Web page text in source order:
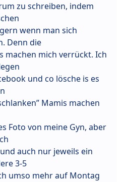
zu schreiben, indem
wenn man sich
Denn die
machen mich verrückt. Ich
und co lösche is es
Mamis machen
Foto von meine Gyn, aber
auch nur jeweils ein
3-5
umso mehr auf Montag